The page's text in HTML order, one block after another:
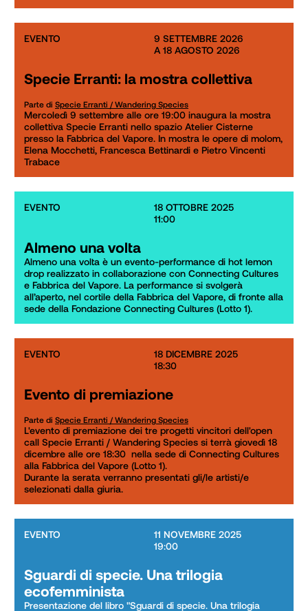
EVENTO
9 SETTEMBRE 2026
A 18 AGOSTO 2026
Specie Erranti: la mostra collettiva
Parte di Specie Erranti / Wandering Species
Mercoledì 9 settembre alle ore 19:00 inaugura la mostra
collettiva Specie Erranti nello spazio Atelier Cisterne
presso la Fabbrica del Vapore. In mostra le opere di molom,
Elena Mocchetti, Francesca Bettinardi e Pietro Vincenti
Trabace
EVENTO
18 OTTOBRE 2025
11:00
Almeno una volta
Almeno una volta è un evento-performance di hot lemon
drop realizzato in collaborazione con Connecting Cultures
e Fabbrica del Vapore. La performance si svolgerà
all’aperto, nel cortile della Fabbrica del Vapore, di fronte alla
sede della Fondazione Connecting Cultures (Lotto 1).
EVENTO
18 DICEMBRE 2025
18:30
Evento di premiazione
Parte di Specie Erranti / Wandering Species
L'evento di premiazione dei tre progetti vincitori dell'open
call Specie Erranti / Wandering Species si terrà giovedì 18
dicembre alle ore 18:30  nella sede di Connecting Cultures
alla Fabbrica del Vapore (Lotto 1).
Durante la serata verranno presentati gli/le artisti/e
selezionati dalla giuria.
EVENTO
11 NOVEMBRE 2025
19:00
Sguardi di specie. Una trilogia
ecofemminista
Presentazione del libro "Sguardi di specie. Una trilogia